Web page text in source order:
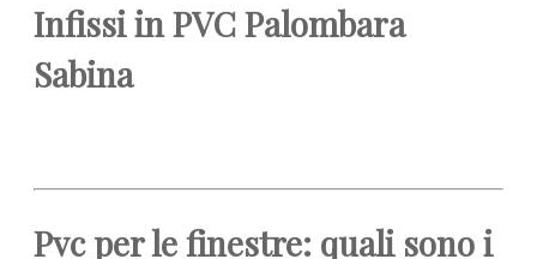
Infissi in PVC Palombara
Sabina
Pvc per le finestre: quali sono i